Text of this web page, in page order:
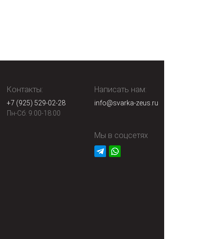
Контакты:
+7 (925) 529-02-28
Пн-Сб: 9:00-18:00
Написать нам:
info@svarka-zeus.ru
Мы в соцсетях